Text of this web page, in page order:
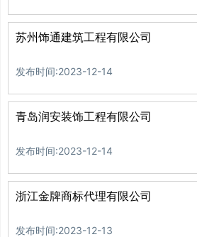
苏州饰通建筑工程有限公司
发布时间:2023-12-14
青岛润安装饰工程有限公司
发布时间:2023-12-14
浙江金牌商标代理有限公司
发布时间:2023-12-13